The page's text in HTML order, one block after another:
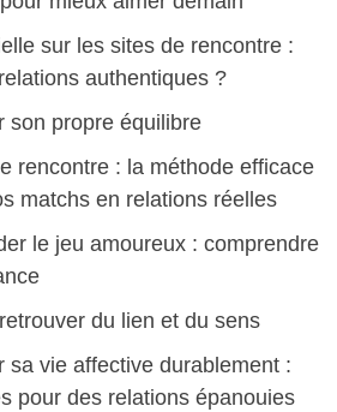
sur les sites de rencontre :
authentiques ?
son propre équilibre
rencontre : la méthode efficace
matchs en relations réelles
le jeu amoureux : comprendre
du lien et du sens
sa vie affective durablement :
pour des relations épanouies